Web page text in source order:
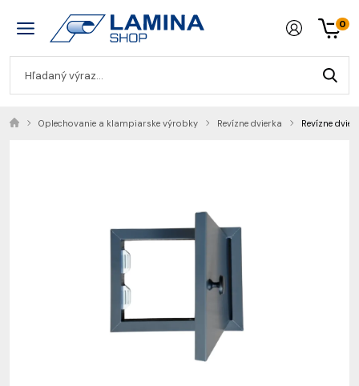
0
Oplechovanie a klampiarske výrobky Revízne dvierka Revízne